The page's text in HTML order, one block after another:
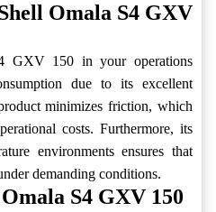
Omala S4 GXV
GXV 150 in your operations
due to its excellent
minimizes friction, which
costs. Furthermore, its
environments ensures that
demanding conditions.
S4 GXV 150